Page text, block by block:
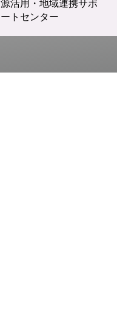
源活用・地域連携サポ
ートセンター